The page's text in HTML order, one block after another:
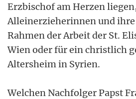
Erzbischof am Herzen
Alleinerzieherinnen und
Rahmen der Arbeit der St.
Wien oder für ein christlich
Altersheim in Syrien.
Welchen Nachfolger Papst